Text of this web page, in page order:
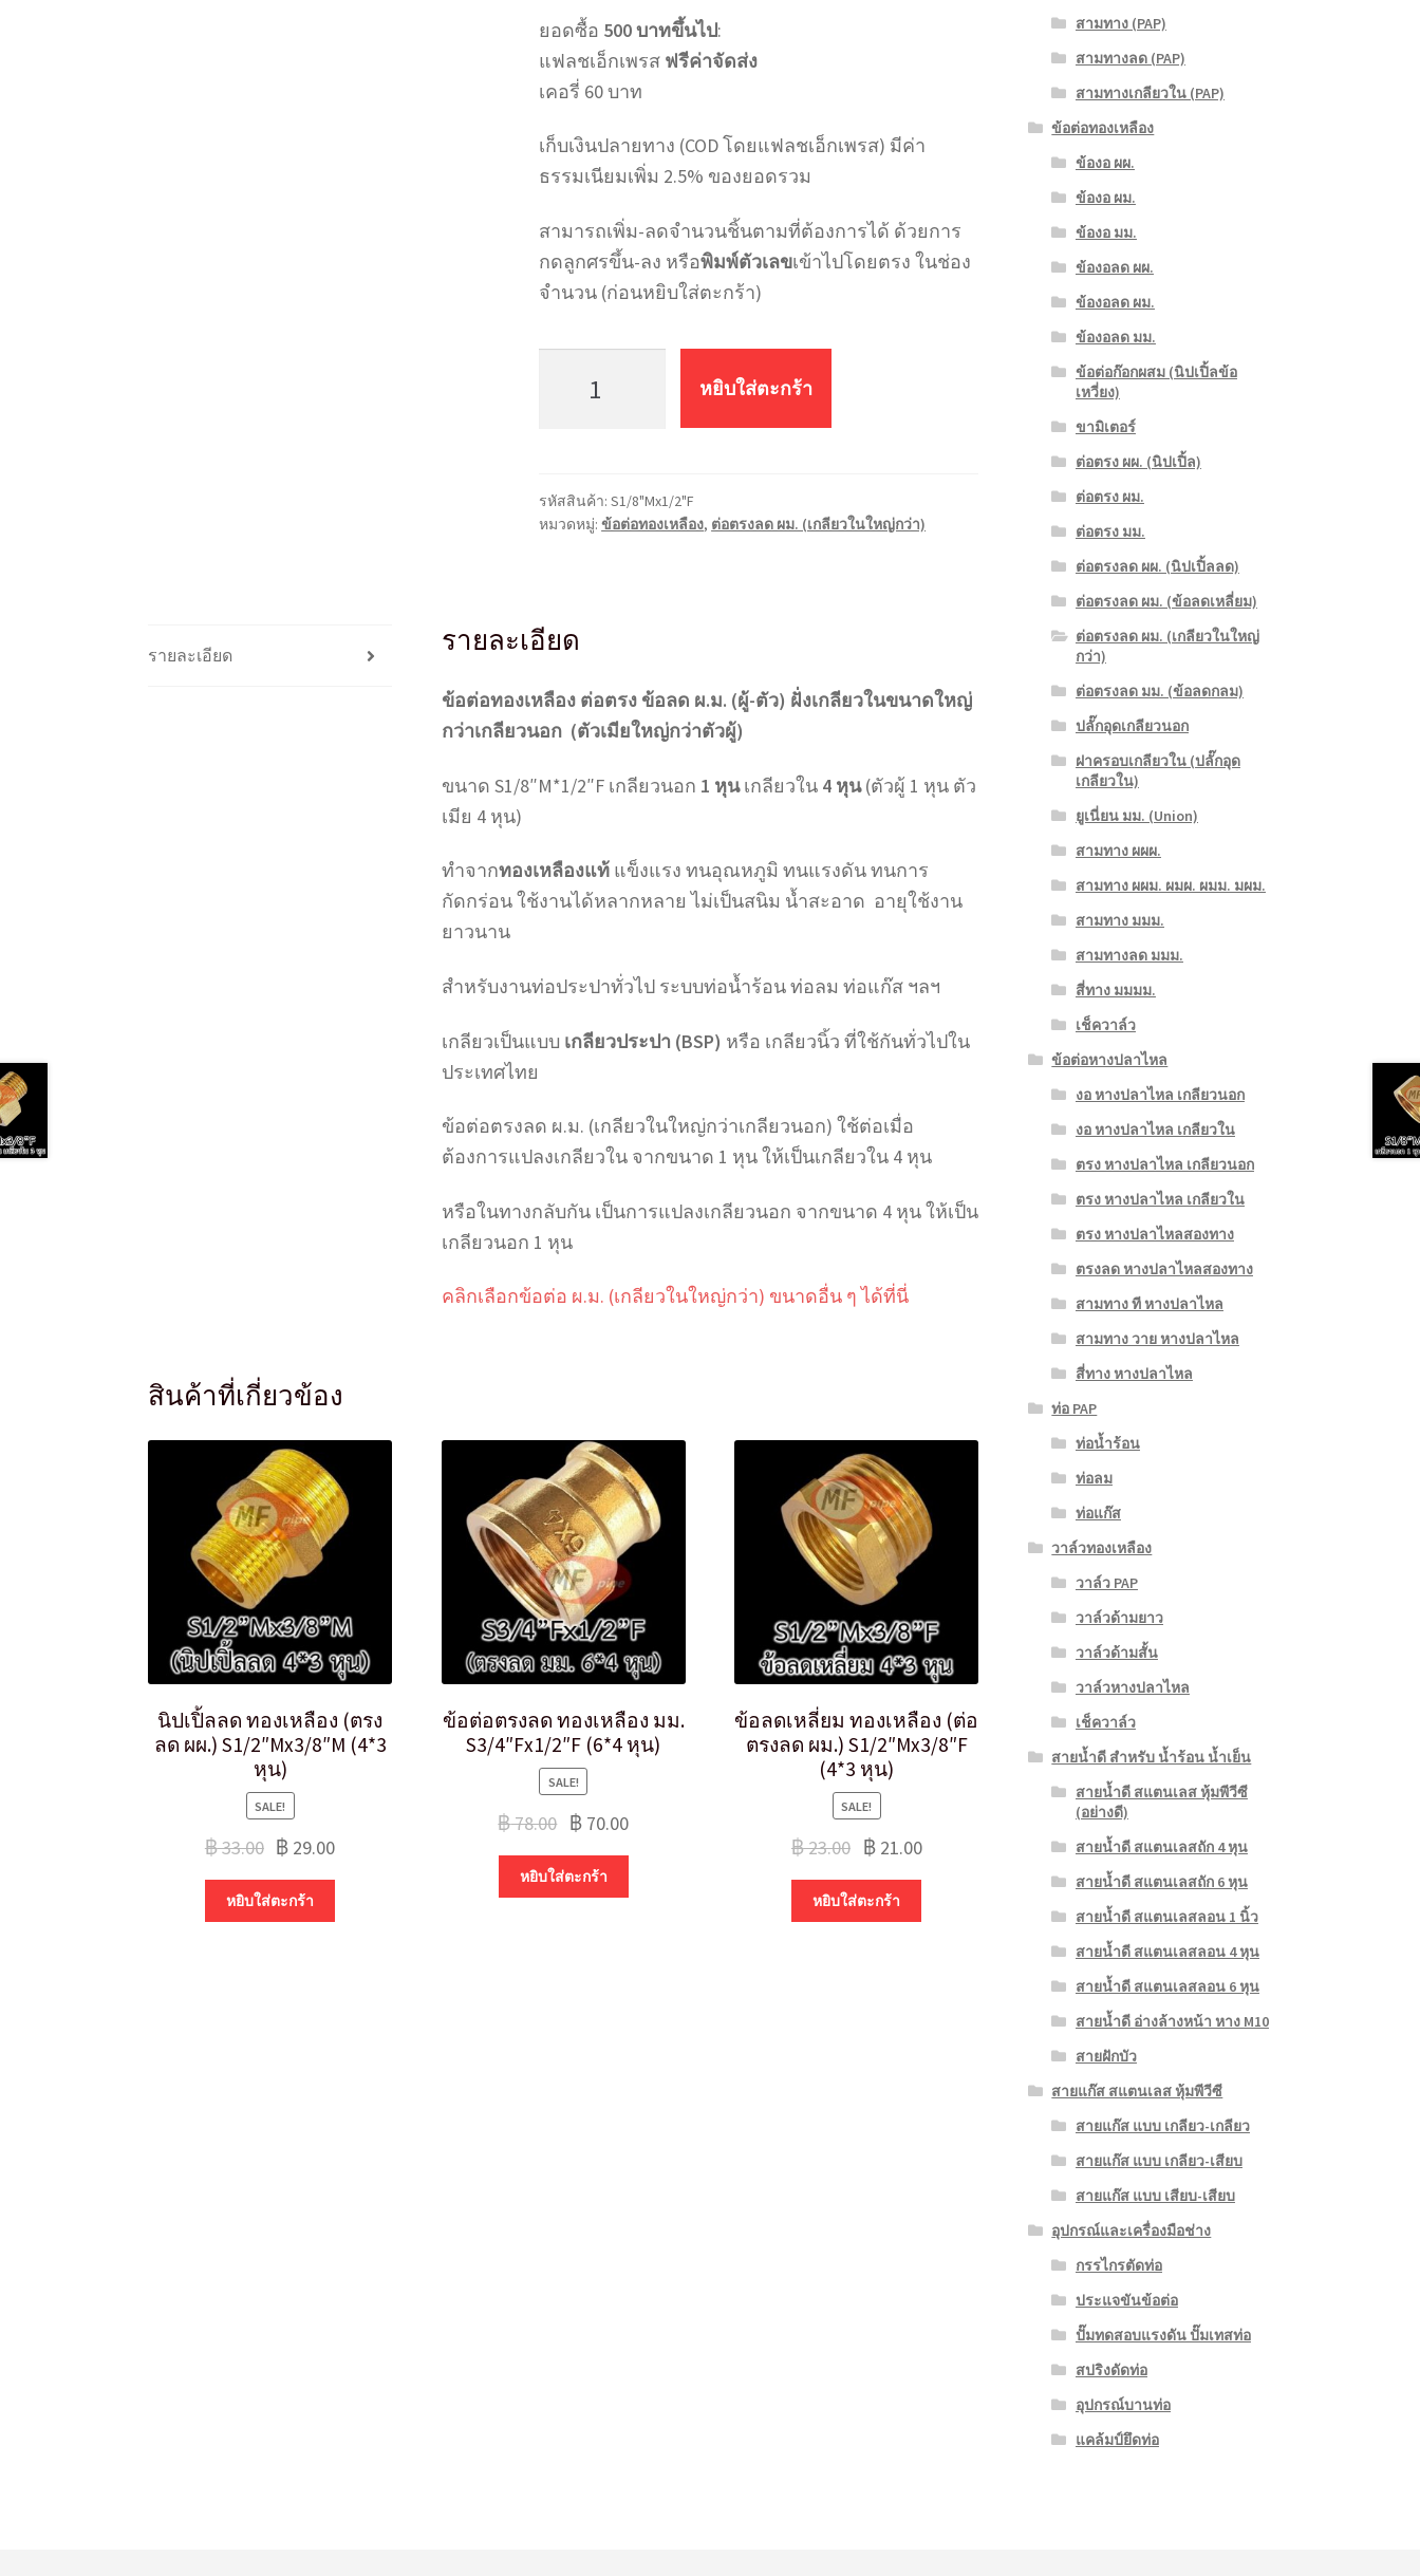
ยอดซื้อ 500 บาทขึ้นไป:
แฟลชเอ็กเพรส ฟรีค่าจัดส่ง
เคอรี่ 60 บาท
เก็บเงินปลายทาง (COD โดยแฟลชเอ็กเพรส) มีค่า
ธรรมเนียมเพิ่ม 2.5% ของยอดรวม
สามารถเพิ่ม-ลดจำนวนชิ้นตามที่ต้องการได้ ด้วยการ
กดลูกศรขึ้น-ลง หรือพิมพ์ตัวเลขเข้าไปโดยตรง ในช่อง
จำนวน (ก่อนหยิบใส่ตะกร้า)
ทอง
เหลือง
ใหญ่
กว่า)
(1*4
หุน)
หยิบใส่ตะกร้า
รหัสสินค้า:S1/8"Mx1/2"F
หมวดหมู่:ข้อต่อทองเหลือง, ต่อตรงลด ผม. (เกลียวในใหญ่กว่า)
รายละเอียด รายละเอียด
ข้อต่อทองเหลือง ต่อตรง ข้อลด ผ.ม. (ผู้-ตัว) ฝั่งเกลียวในขนาดใหญ่
กว่าเกลียวนอก (ตัวเมียใหญ่กว่าตัวผู้)
ขนาด S1/8″M*1/2″F เกลียวนอก 1 หุนเกลียวใน 4 หุน(ตัวผู้ 1 หุน ตัว
เมีย 4 หุน)
ทำจากทองเหลืองแท้แข็งแรง ทนอุณหภูมิ ทนแรงดัน ทนการ
กัดกร่อน ใช้งานได้หลากหลาย ไม่เป็นสนิม น้ำสะอาด อายุใช้งาน
ยาวนาน
สำหรับงานท่อประปาทั่วไป ระบบท่อน้ำร้อน ท่อลม ท่อแก๊ส ฯลฯ
เกลียวเป็นแบบ เกลียวประปา (BSP) หรือ เกลียวนิ้ว ที่ใช้กันทั่วไปใน
ประเทศไทย
ข้อต่อตรงลด ผ.ม. (เกลียวในใหญ่กว่าเกลียวนอก) ใช้ต่อเมื่อ
ต้องการแปลงเกลียวใน จากขนาด 1 หุน ให้เป็นเกลียวใน 4 หุน
หรือในทางกลับกัน เป็นการแปลงเกลียวนอก จากขนาด 4 หุน ให้เป็น
เกลียวนอก 1 หุน
คลิกเลือกข้อต่อ ผ.ม. (เกลียวในใหญ่กว่า) ขนาดอื่น ๆ ได้ที่นี่
สินค้าที่เกี่ยวข้อง
นิปเปิ้ลลด ทองเหลือง (ตรง
ลด ผผ.) S1/2″Mx3/8″M (4*3
หุน)
SALE!
฿33.00 ฿ 29.00
หยิบใส่ตะกร้า
ข้อต่อตรงลด ทองเหลือง มม.
S3/4″Fx1/2″F (6*4 หุน)
SALE!
฿78.00 ฿ 70.00
หยิบใส่ตะกร้า
ข้อลดเหลี่ยม ทองเหลือง (ต่อ
ตรงลด ผม.) S1/2″Mx3/8″F
(4*3 หุน)
SALE!
฿23.00 ฿21.00
หยิบใส่ตะกร้า
สามทาง (PAP)
สามทางลด (PAP)
สามทางเกลียวใน (PAP)
ข้อต่อทองเหลือง
ข้องอ ผผ.
ข้องอ ผม.
ข้องอ มม.
ข้องอลด ผผ.
ข้องอลด ผม.
ข้องอลด มม.
ข้อต่อก๊อกผสม (นิปเปิ้ลข้อ
เหวี่ยง)
ขามิเตอร์
ต่อตรง ผผ. (นิปเปิ้ล)
ต่อตรง ผม.
ต่อตรง มม.
ต่อตรงลด ผผ. (นิปเปิ้ลลด)
ต่อตรงลด ผม. (ข้อลดเหลี่ยม)
ต่อตรงลด ผม. (เกลียวในใหญ่
กว่า)
ต่อตรงลด มม. (ข้อลดกลม)
ปลั๊กอุดเกลียวนอก
ฝาครอบเกลียวใน (ปลั๊กอุด
เกลียวใน)
ยูเนี่ยน มม. (Union)
สามทาง ผผผ.
สามทาง ผผม. ผมผ. ผมม. มผม.
สามทาง มมม.
สามทางลด มมม.
สี่ทาง มมมม.
เช็ควาล์ว
ข้อต่อหางปลาไหล
งอ หางปลาไหล เกลียวนอก
งอ หางปลาไหล เกลียวใน
ตรง หางปลาไหล เกลียวนอก
ตรง หางปลาไหล เกลียวใน
ตรง หางปลาไหลสองทาง
ตรงลด หางปลาไหลสองทาง
สามทาง ที หางปลาไหล
สามทาง วาย หางปลาไหล
สี่ทาง หางปลาไหล
ท่อ PAP
ท่อน้ำร้อน
ท่อลม
ท่อแก๊ส
วาล์วทองเหลือง
วาล์ว PAP
วาล์วด้ามยาว
วาล์วด้ามสั้น
วาล์วหางปลาไหล
เช็ควาล์ว
สายน้ำดี สำหรับ น้ำร้อน น้ำเย็น
สายน้ำดี สแตนเลส หุ้มพีวีซี
(อย่างดี)
สายน้ำดี สแตนเลสถัก 4 หุน
สายน้ำดี สแตนเลสถัก 6 หุน
สายน้ำดี สแตนเลสลอน 1 นิ้ว
สายน้ำดี สแตนเลสลอน 4 หุน
สายน้ำดี สแตนเลสลอน 6 หุน
สายน้ำดี อ่างล้างหน้า หาง M10
สายฝักบัว
สายแก๊ส สแตนเลส หุ้มพีวีซี
สายแก๊ส แบบ เกลียว-เกลียว
สายแก๊ส แบบ เกลียว-เสียบ
สายแก๊ส แบบ เสียบ-เสียบ
อุปกรณ์และเครื่องมือช่าง
กรรไกรตัดท่อ
ประแจขันข้อต่อ
ปั๊มทดสอบแรงดัน ปั๊มเทสท่อ
สปริงดัดท่อ
อุปกรณ์บานท่อ
แคล้มป์ยึดท่อ